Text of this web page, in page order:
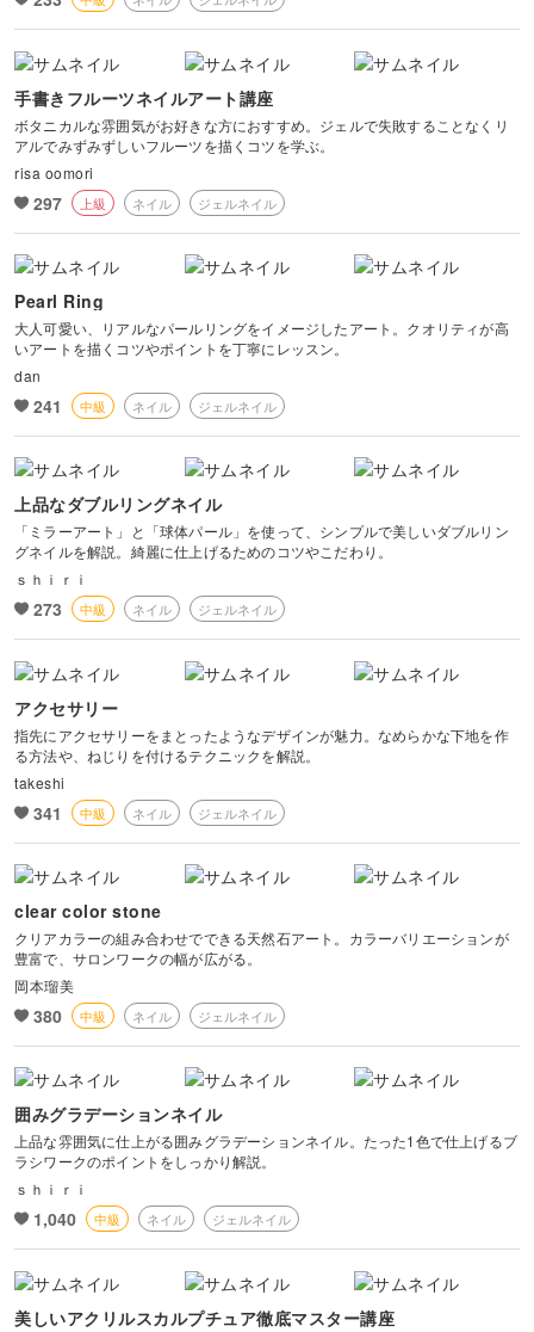
手書きフルーツネイルアート講座
ボタニカルな雰囲気がお好きな方におすすめ。ジェルで失敗することなくリ
アルでみずみずしいフルーツを描くコツを学ぶ。
risa oomori
297 上級 ネイル ジェルネイル
Pearl Ring
大人可愛い、リアルなパールリングをイメージしたアート。クオリティが高
いアートを描くコツやポイントを丁寧にレッスン。
dan
241 中級 ネイル ジェルネイル
上品なダブルリングネイル
「ミラーアート」と「球体パール」を使って、シンプルで美しいダブルリン
グネイルを解説。綺麗に仕上げるためのコツやこだわり。
ｓｈｉｒｉ
273 中級 ネイル ジェルネイル
アクセサリー
指先にアクセサリーをまとったようなデザインが魅力。なめらかな下地を作
る方法や、ねじりを付けるテクニックを解説。
takeshi
341 中級 ネイル ジェルネイル
clear color stone
クリアカラーの組み合わせでできる天然石アート。カラーバリエーションが
豊富で、サロンワークの幅が広がる。
岡本瑠美
380 中級 ネイル ジェルネイル
囲みグラデーションネイル
上品な雰囲気に仕上がる囲みグラデーションネイル。たった1色で仕上げるブ
ラシワークのポイントをしっかり解説。
ｓｈｉｒｉ
1,040 中級 ネイル ジェルネイル
美しいアクリルスカルプチュア徹底マスター講座